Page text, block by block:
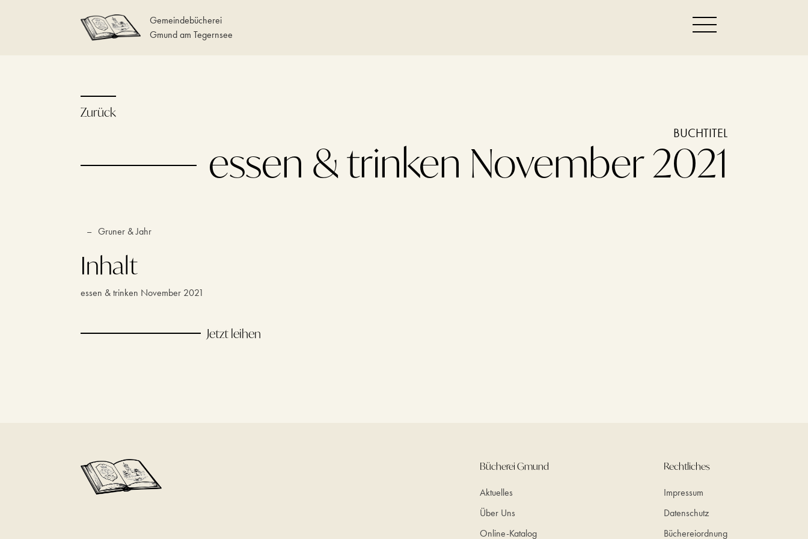
Gemeindebücherei
Gmund am Tegernsee
Zurück
BUCHTITEL
essen & trinken November 2021
– Gruner & Jahr
Inhalt
essen & trinken November 2021
Jetzt leihen
Bücherei Gmund
Aktuelles
Über Uns
Online-Katalog
Rechtliches
Impressum
Datenschutz
Büchereiordnung